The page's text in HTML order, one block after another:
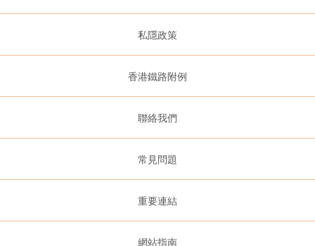
私隱政策
香港鐵路附例
聯絡我們
常見問題
重要連結
網站指南